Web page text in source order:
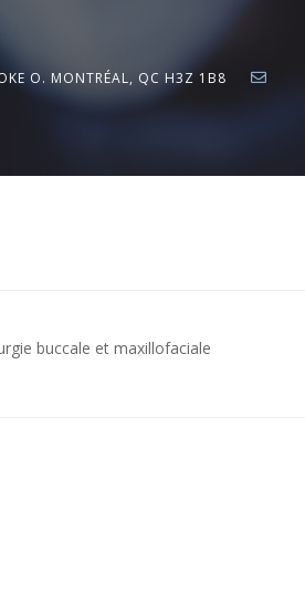
O. MONTRÉAL, QC H3Z 1B8
buccale et maxillofaciale